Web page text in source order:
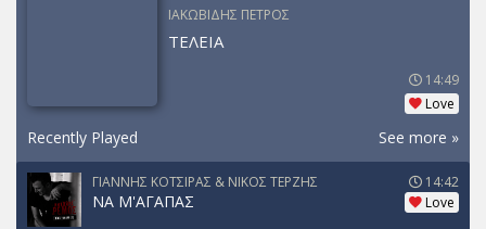
ΙΑΚΩΒΙΔΗΣ ΠΕΤΡΟΣ
ΤΕΛΕΙΑ
14:49
Love
Recently Played See more »
ΓΙΑΝΝΗΣ ΚΟΤΣΙΡΑΣ & ΝΙΚΟΣ ΤΕΡΖΗΣ
ΝΑ Μ'ΑΓΑΠΑΣ
14:42
Love